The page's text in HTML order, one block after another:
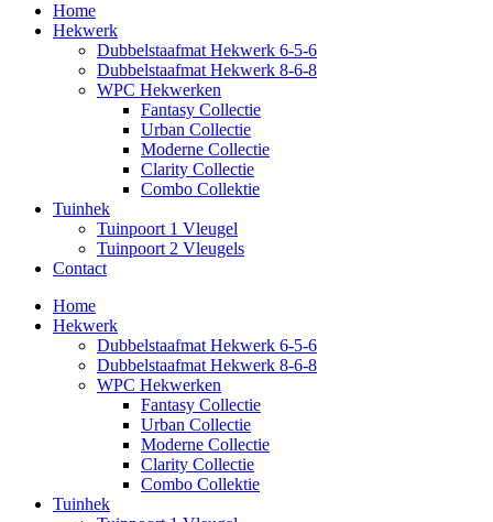
Home
Hekwerk
Dubbelstaafmat Hekwerk 6-5-6
Dubbelstaafmat Hekwerk 8-6-8
WPC Hekwerken
Fantasy Collectie
Urban Collectie
Moderne Collectie
Clarity Collectie
Combo Collektie
Tuinhek
Tuinpoort 1 Vleugel
Tuinpoort 2 Vleugels
Contact
Home
Hekwerk
Dubbelstaafmat Hekwerk 6-5-6
Dubbelstaafmat Hekwerk 8-6-8
WPC Hekwerken
Fantasy Collectie
Urban Collectie
Moderne Collectie
Clarity Collectie
Combo Collektie
Tuinhek